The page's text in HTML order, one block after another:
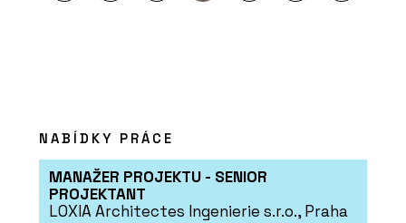
NABÍDKY PRÁCE
MANAŽER PROJEKTU - SENIOR
PROJEKTANT
LOXIA Architectes Ingenierie s.r.o., Praha